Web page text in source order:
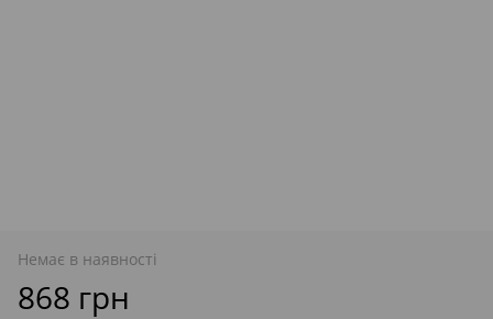
Немає в наявності
868 грн